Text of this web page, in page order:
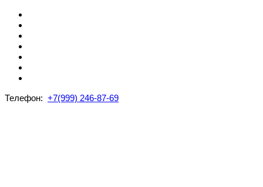
Телефон: +7(999) 246-87-69